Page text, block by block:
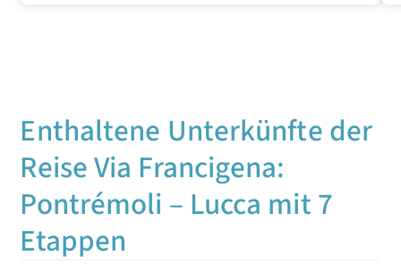
Enthaltene Unterkünfte der
Reise Via Francigena:
Pontrémoli – Lucca mit 7
Etappen